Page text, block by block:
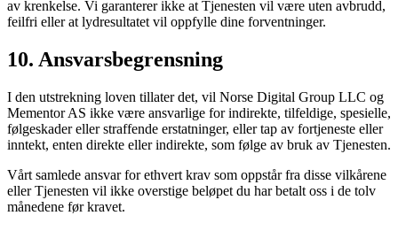
av krenkelse. Vi garanterer ikke at Tjenesten vil være uten avbrudd,
feilfri eller at lydresultatet vil oppfylle dine forventninger.
10. Ansvarsbegrensning
I den utstrekning loven tillater det, vil Norse Digital Group LLC og
Mementor AS ikke være ansvarlige for indirekte, tilfeldige, spesielle,
følgeskader eller straffende erstatninger, eller tap av fortjeneste eller
inntekt, enten direkte eller indirekte, som følge av bruk av Tjenesten.
Vårt samlede ansvar for ethvert krav som oppstår fra disse vilkårene
eller Tjenesten vil ikke overstige beløpet du har betalt oss i de tolv
månedene før kravet.